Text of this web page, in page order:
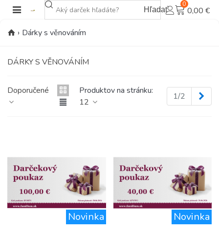
Hľadať
0
0,00 €
› Dárky s věnováním
DÁRKY S VĚNOVÁNÍM
Doporučené
Produktov na stránku:
12
1/2
Novinka Novinka